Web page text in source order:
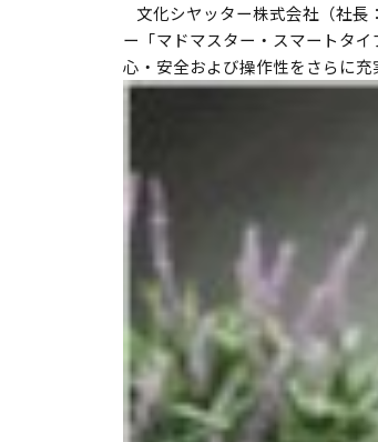
文化シヤッター株式会社（社長
ー「マドマスター・スマートタ
心・安全および操作性をさらに充